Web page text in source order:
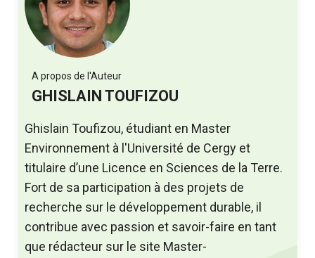
A propos de l'Auteur
GHISLAIN TOUFIZOU
Ghislain Toufizou, étudiant en Master
Environnement à l'Université de Cergy et
titulaire d’une Licence en Sciences de la Terre.
Fort de sa participation à des projets de
recherche sur le développement durable, il
contribue avec passion et savoir-faire en tant
que rédacteur sur le site Master-